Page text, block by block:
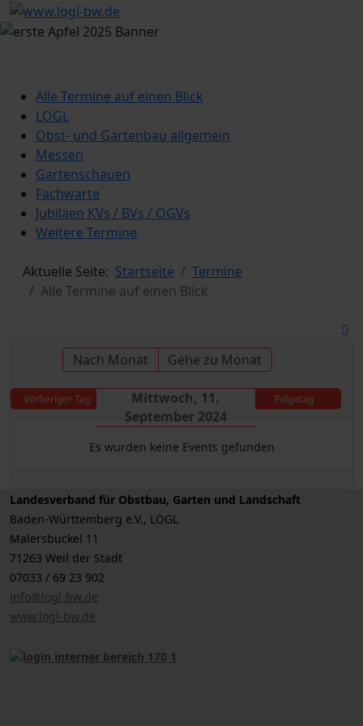
Alle Termine auf einen Blick
LOGL
Obst- und Gartenbau allgemein
Messen
Gartenschauen
Fachwarte
Jubiläen KVs / BVs / OGVs
Weitere Termine
Aktuelle Seite: Startseite
Termine
Alle Termine auf einen Blick
Nach Monat Gehe zu Monat
Vorheriger Tag
Mittwoch, 11.
September 2024
Folgetag
Es wurden keine Events gefunden
Landesverband für Obstbau, Garten und Landschaft
Baden-Württemberg e.V., LOGL
Malersbuckel 11
71263 Weil der Stadt
07033 / 69 23 902
info@logl-bw.de
www.logl-bw.de